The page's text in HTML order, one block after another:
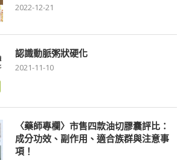
2022-12-21
認識動脈粥狀硬化
2021-11-10
〈藥師專欄〉市售四款油切膠囊評比：
成分功效、副作用、適合族群與注意事
項！